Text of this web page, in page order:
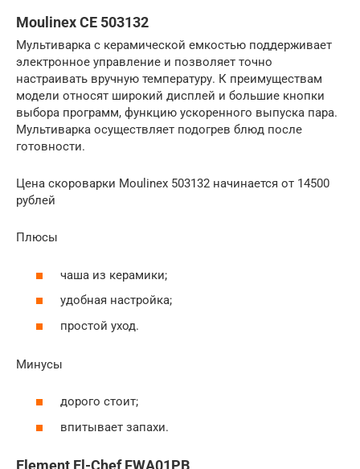
Moulinex CE 503132
Мультиварка с керамической емкостью поддерживает
электронное управление и позволяет точно
настраивать вручную температуру. К преимуществам
модели относят широкий дисплей и большие кнопки
выбора программ, функцию ускоренного выпуска пара.
Мультиварка осуществляет подогрев блюд после
готовности.
Цена скороварки Moulinex 503132 начинается от 14500
рублей
Плюсы
чаша из керамики;
удобная настройка;
простой уход.
Минусы
дорого стоит;
впитывает запахи.
Element El-Chef FWA01PB